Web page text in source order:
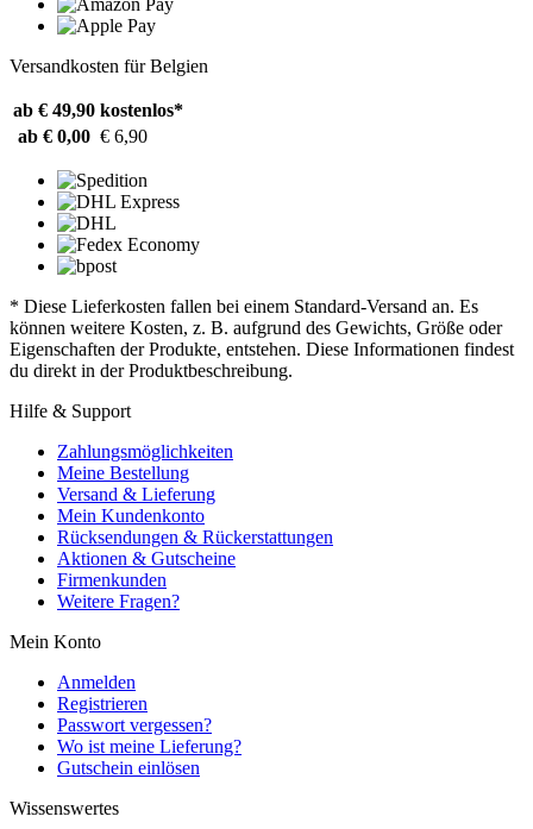
Versandkosten für Belgien
ab € 49,90 kostenlos*
ab € 0,00 € 6,90
* Diese Lieferkosten fallen bei einem Standard-Versand an. Es
können weitere Kosten, z. B. aufgrund des Gewichts, Größe oder
Eigenschaften der Produkte, entstehen. Diese Informationen findest
du direkt in der Produktbeschreibung.
Hilfe & Support
Zahlungsmöglichkeiten
Meine Bestellung
Versand & Lieferung
Mein Kundenkonto
Rücksendungen & Rückerstattungen
Aktionen & Gutscheine
Firmenkunden
Weitere Fragen?
Mein Konto
Anmelden
Registrieren
Passwort vergessen?
Wo ist meine Lieferung?
Gutschein einlösen
Wissenswertes